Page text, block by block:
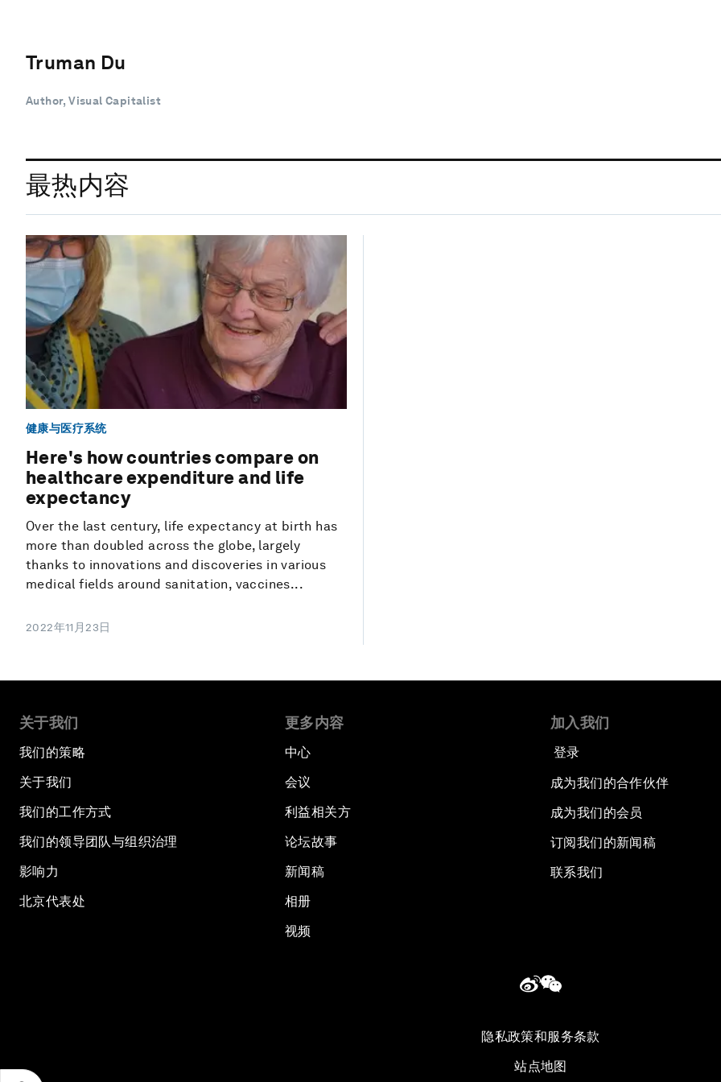
Truman Du
Author, Visual Capitalist
最热内容
健康与医疗系统
Here's how countries compare on
healthcare expenditure and life
expectancy
Over the last century, life expectancy at birth has
more than doubled across the globe, largely
thanks to innovations and discoveries in various
medical fields around sanitation, vaccines...
2022年11月23日
关于我们
我们的策略
关于我们
我们的工作方式
我们的领导团队与组织治理
影响力
北京代表处
更多内容
中心
会议
利益相关方
论坛故事
新闻稿
相册
视频
加入我们
登录
成为我们的合作伙伴
成为我们的会员
订阅我们的新闻稿
联系我们
隐私政策和服务条款
站点地图